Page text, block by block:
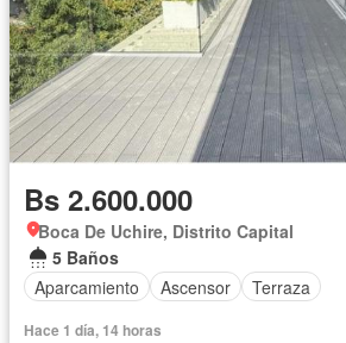
Bs 2.600.000
Boca De Uchire, Distrito Capital
5 Baños
Aparcamiento
Ascensor Terraza
Hace 1 día, 14 horas